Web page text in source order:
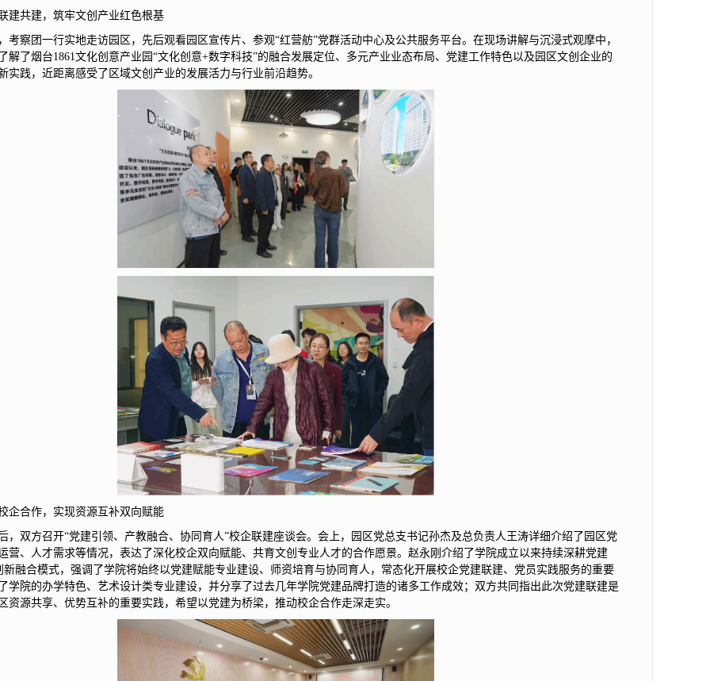
建共建，筑牢文创产业红色根基
考察团一行实地走访园区，先后观看园区宣传片、参观“红营舫”党群活动中心及公共服务平台。在现场讲解与沉浸式观摩中，
解了烟台1861文化创意产业园“文化创意+数字科技”的融合发展定位、多元产业业态布局、党建工作特色以及园区文创企业的
实践，近距离感受了区域文创产业的发展活力与行业前沿趋势。
企合作，实现资源互补双向赋能
，双方召开“党建引领、产教融合、协同育人”校企联建座谈会。会上，园区党总支书记孙杰及总负责人王涛详细介绍了园区党
营、人才需求等情况，表达了深化校企双向赋能、共育文创专业人才的合作愿景。赵永刚介绍了学院成立以来持续深耕党建
新融合模式，强调了学院将始终以党建赋能专业建设、师资培育与协同育人，常态化开展校企党建联建、党员实践服务的重要
学院的办学特色、艺术设计类专业建设，并分享了过去几年学院党建品牌打造的诸多工作成效；双方共同指出此次党建联建是
资源共享、优势互补的重要实践，希望以党建为桥梁，推动校企合作走深走实。